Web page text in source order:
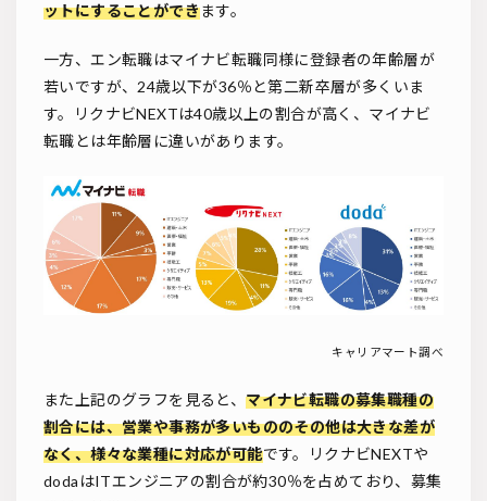
ットにすることができます。
一方、エン転職はマイナビ転職同様に登録者の年齢層が
若いですが、24歳以下が36％と第二新卒層が多くいま
す。リクナビNEXTは40歳以上の割合が高く、マイナビ
転職とは年齢層に違いがあります。
キャリアマート調べ
また上記のグラフを見ると、マイナビ転職の募集職種の
割合には、営業や事務が多いもののその他は大きな差が
なく、様々な業種に対応が可能です。リクナビNEXTや
dodaはITエンジニアの割合が約30％を占めており、募集